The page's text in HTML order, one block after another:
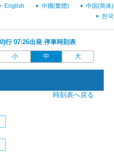
English 中國(繁體)
中国(简体)
한국
行 07:26出発 停車時刻表
小 中 大
時刻表へ戻る